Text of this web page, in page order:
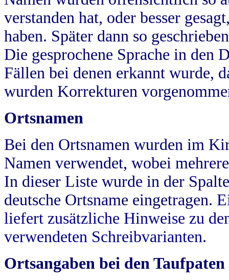
verstanden hat, oder besser
haben. Später dann so
Die gesprochene Sprache in
Fällen bei denen erkannt wurde,
wurden Korrekturen
Ortsnamen
Bei den Ortsnamen wurden im
Namen verwendet, wobei
In dieser Liste wurde in der
deutsche Ortsname eingetragen.
liefert zusätzliche Hinweise zu
verwendeten Schreibvarianten.
Ortsangaben bei den Taufpaten